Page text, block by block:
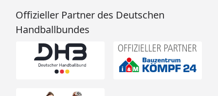
Offizieller Partner des Deutschen
Handballbundes